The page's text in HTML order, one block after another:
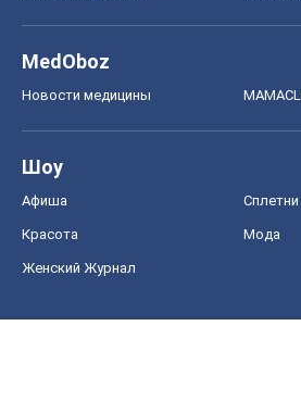
MedOboz
Новости медицины
Шоу
Афиша Сплетни
Красота Мода
Женский Журнал